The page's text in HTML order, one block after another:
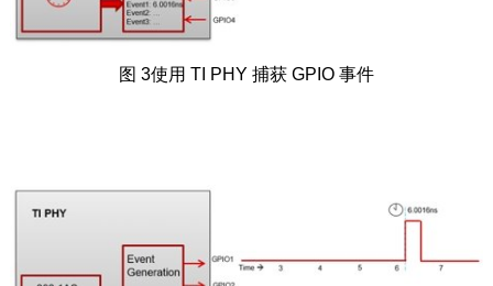
图 3使用 TI PHY 捕获 GPIO 事件